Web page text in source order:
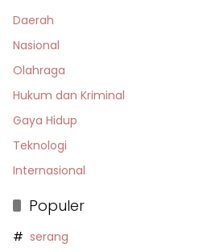
Daerah
Nasional
Olahraga
Hukum dan Kriminal
Gaya Hidup
Teknologi
Internasional
Populer
serang